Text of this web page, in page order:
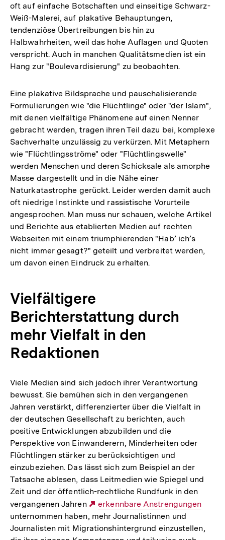
oft auf einfache Botschaften und einseitige Schwarz-
Weiß-Malerei, auf plakative Behauptungen,
tendenziöse Übertreibungen bis hin zu
Halbwahrheiten, weil das hohe Auflagen und Quoten
verspricht. Auch in manchen Qualitätsmedien ist ein
Hang zur "Boulevardisierung" zu beobachten.
Eine plakative Bildsprache und pauschalisierende
Formulierungen wie "die Flüchtlinge" oder "der Islam",
mit denen vielfältige Phänomene auf einen Nenner
gebracht werden, tragen ihren Teil dazu bei, komplexe
Sachverhalte unzulässig zu verkürzen. Mit Metaphern
wie "Flüchtlingsströme" oder "Flüchtlingswelle"
werden Menschen und deren Schicksale als amorphe
Masse dargestellt und in die Nähe einer
Naturkatastrophe gerückt. Leider werden damit auch
oft niedrige Instinkte und rassistische Vorurteile
angesprochen. Man muss nur schauen, welche Artikel
und Berichte aus etablierten Medien auf rechten
Webseiten mit einem triumphierenden "Hab’ ich’s
nicht immer gesagt?" geteilt und verbreitet werden,
um davon einen Eindruck zu erhalten.
Vielfältigere
Berichterstattung durch
mehr Vielfalt in den
Redaktionen
Viele Medien sind sich jedoch ihrer Verantwortung
bewusst. Sie bemühen sich in den vergangenen
Jahren verstärkt, differenzierter über die Vielfalt in
der deutschen Gesellschaft zu berichten, auch
positive Entwicklungen abzubilden und die
Perspektive von Einwanderern, Minderheiten oder
Flüchtlingen stärker zu berücksichtigen und
einzubeziehen. Das lässt sich zum Beispiel an der
Tatsache ablesen, dass Leitmedien wie Spiegel und
Zeit und der öffentlich-rechtliche Rundfunk in den
vergangenen Jahren
Externer
Link:
erkennbare Anstrengungen
unternommen haben, mehr Journalistinnen und
Journalisten mit Migrationshintergrund einzustellen,